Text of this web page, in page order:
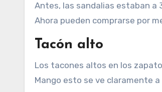
Antes, las sandalias estaban a
Ahora pueden comprarse por
Tacón alto
Los tacones altos en los
Mango esto se ve claramente